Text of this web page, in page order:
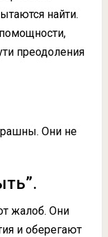
найти.
преодоления
Они не
жалоб. Они
и оберегают